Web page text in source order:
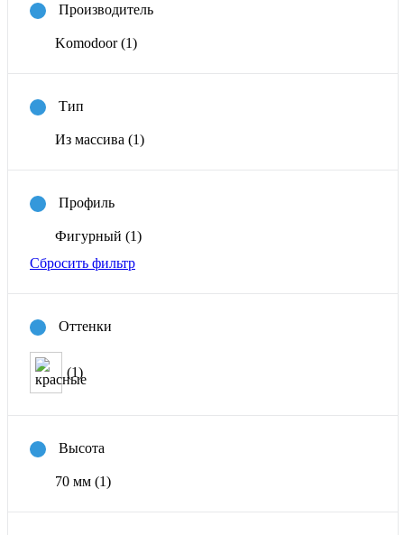
Производитель
Komodoor(1)
Тип
Из массива (1)
Профиль
Фигурный (1)
Сбросить фильтр
Оттенки
(1)
Высота
70 мм (1)